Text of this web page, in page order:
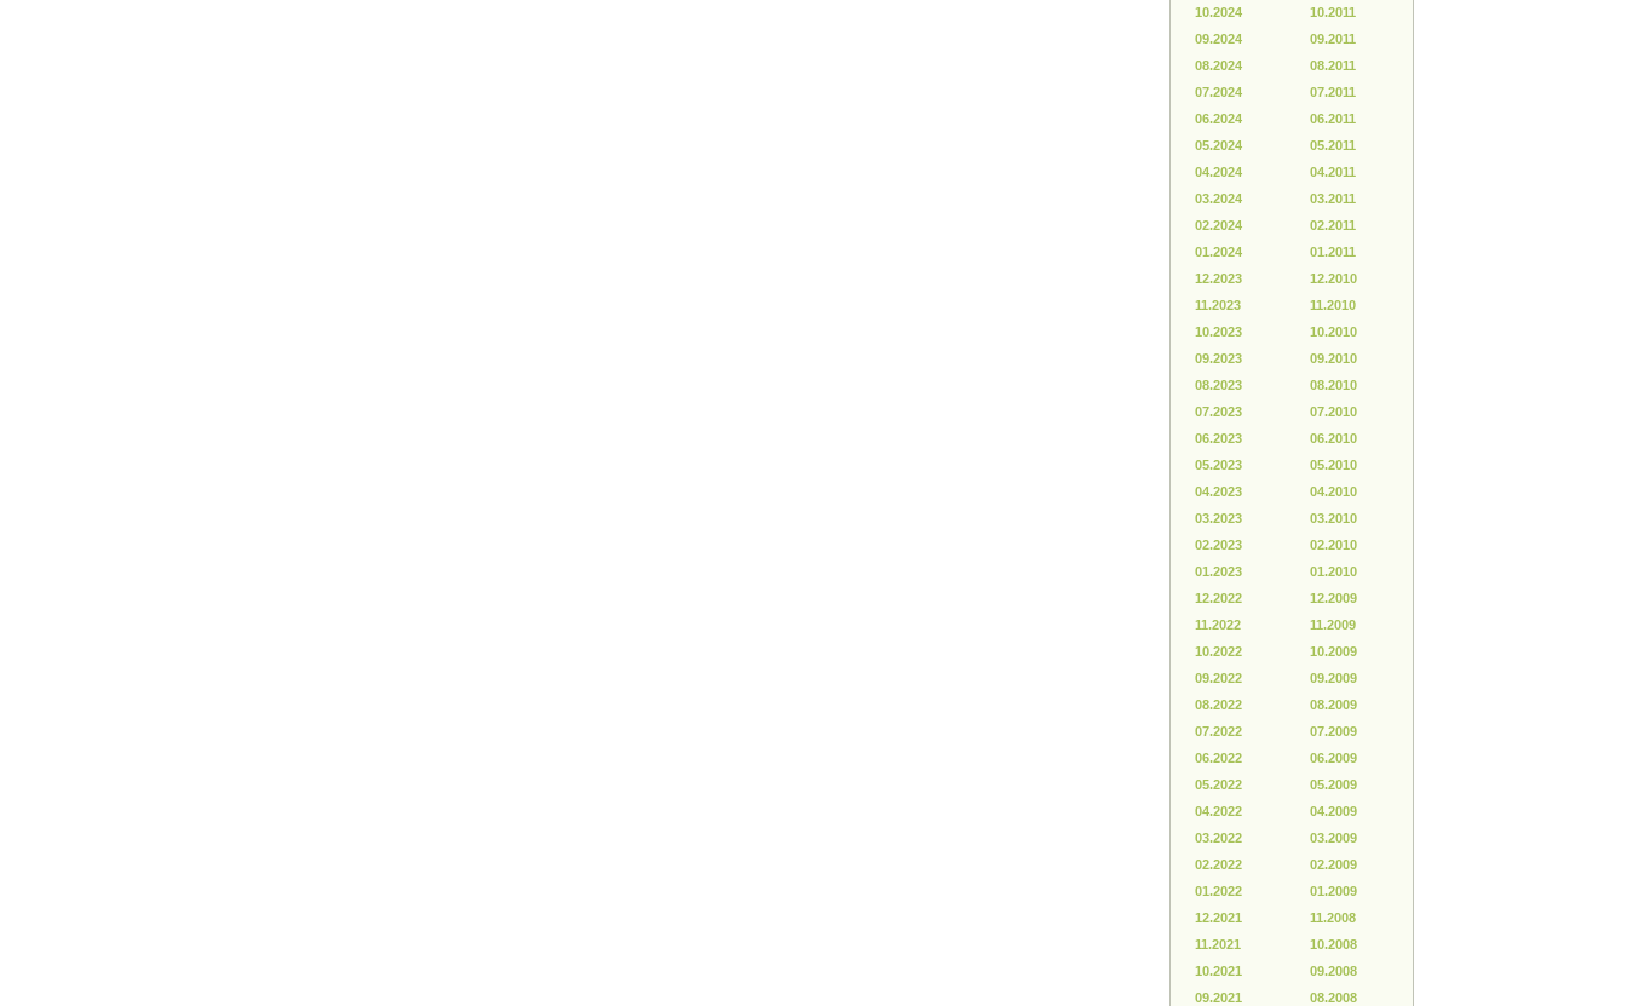
10.2024
09.2024
08.2024
07.2024
06.2024
05.2024
04.2024
03.2024
02.2024
01.2024
12.2023
11.2023
10.2023
09.2023
08.2023
07.2023
06.2023
05.2023
04.2023
03.2023
02.2023
01.2023
12.2022
11.2022
10.2022
09.2022
08.2022
07.2022
06.2022
05.2022
04.2022
03.2022
02.2022
01.2022
12.2021
11.2021
10.2021
09.2021
10.2011
09.2011
08.2011
07.2011
06.2011
05.2011
04.2011
03.2011
02.2011
01.2011
12.2010
11.2010
10.2010
09.2010
08.2010
07.2010
06.2010
05.2010
04.2010
03.2010
02.2010
01.2010
12.2009
11.2009
10.2009
09.2009
08.2009
07.2009
06.2009
05.2009
04.2009
03.2009
02.2009
01.2009
11.2008
10.2008
09.2008
08.2008